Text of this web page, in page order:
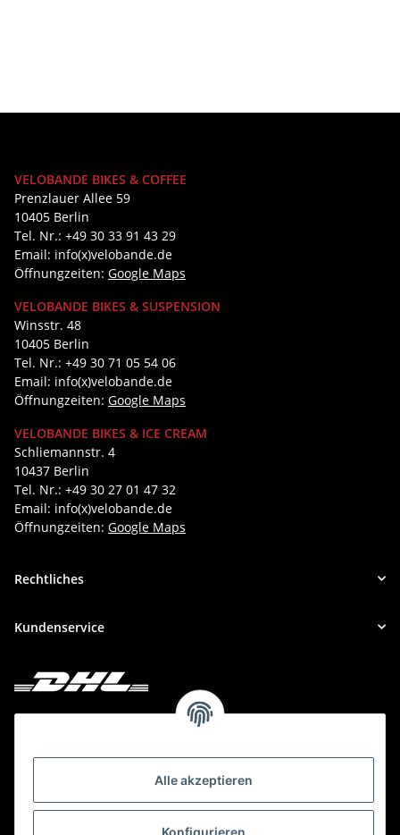
Alle akzeptieren
VELOBANDE BIKES & COFFEE
Prenzlauer Allee 59
10405 Berlin
Tel. Nr.: +49 30 33 91 43 29
Email: info(x)velobande.de
Öffnungzeiten: Google Maps
VELOBANDE BIKES & SUSPENSION
Winsstr. 48
10405 Berlin
Tel. Nr.: +49 30 71 05 54 06
Email: info(x)velobande.de
Öffnungzeiten: Google Maps
VELOBANDE BIKES & ICE CREAM
Schliemannstr. 4
10437 Berlin
Tel. Nr.: +49 30 27 01 47 32
Email: info(x)velobande.de
Öffnungzeiten: Google Maps
Rechtliches
Kundenservice
Deine Bestellung versenden wir mit DHL!